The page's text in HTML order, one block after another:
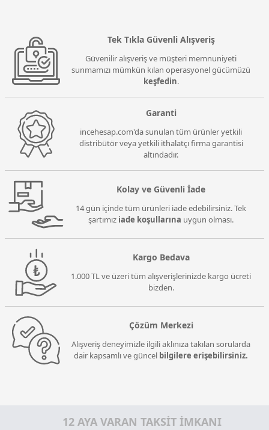
Tek Tıkla Güvenli Alışveriş
Güvenilir alışveriş ve müşteri memnuniyeti
sunmamızı mümkün kılan operasyonel gücümüzü
keşfedin.
Garanti
incehesap.com'da sunulan tüm ürünler yetkili
distribütör veya yetkili ithalatçı firma garantisi
altındadır.
Kolay ve Güvenli İade
14 gün içinde tüm ürünleri iade edebilirsiniz. Tek
şartımız iade koşullarına uygun olması.
Kargo Bedava
1.000 TL ve üzeri tüm alışverişlerinizde kargo ücreti
bizden.
Çözüm Merkezi
Alışveriş deneyimizle ilgili aklınıza takılan sorularda
dair kapsamlı ve güncel bilgilere erişebilirsiniz.
12 AYA VARAN TAKSİT İMKANI